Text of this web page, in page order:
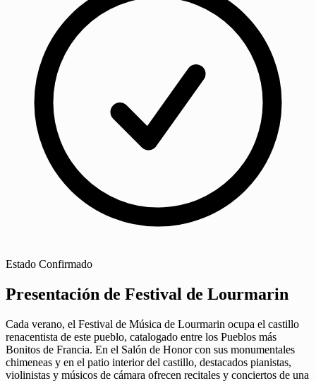
Estado Confirmado
Presentación de Festival de Lourmarin
Cada verano, el Festival de Música de Lourmarin ocupa el castillo
renacentista de este pueblo, catalogado entre los Pueblos más
Bonitos de Francia. En el Salón de Honor con sus monumentales
chimeneas y en el patio interior del castillo, destacados pianistas,
violinistas y músicos de cámara ofrecen recitales y conciertos de una